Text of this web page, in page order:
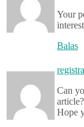
Your
Balas
Can
Hope